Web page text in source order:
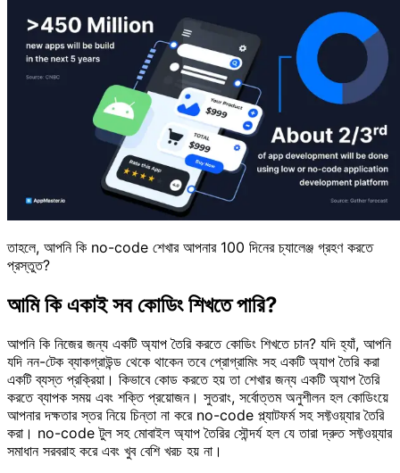
তাহলে, আপনি কি no-code শেখার আপনার 100 দিনের চ্যালেঞ্জ গ্রহণ করতে
প্রস্তুত?
আমি কি একাই সব কোডিং শিখতে পারি?
আপনি কি নিজের জন্য একটি অ্যাপ তৈরি করতে কোডিং শিখতে চান? যদি হ্যাঁ, আপনি
যদি নন-টেক ব্যাকগ্রাউন্ড থেকে থাকেন তবে প্রোগ্রামিং সহ একটি অ্যাপ তৈরি করা
একটি ব্যস্ত প্রক্রিয়া। কিভাবে কোড করতে হয় তা শেখার জন্য একটি অ্যাপ তৈরি
করতে ব্যাপক সময় এবং শক্তি প্রয়োজন। সুতরাং, সর্বোত্তম অনুশীলন হল কোডিংয়ে
আপনার দক্ষতার স্তর নিয়ে চিন্তা না করে no-code প্ল্যাটফর্ম সহ সফ্টওয়্যার তৈরি
করা। no-code টুল সহ মোবাইল অ্যাপ তৈরির সৌন্দর্য হল যে তারা দ্রুত সফ্টওয়্যার
সমাধান সরবরাহ করে এবং খুব বেশি খরচ হয় না।